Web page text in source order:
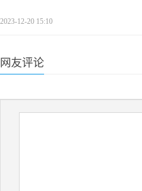
2023-12-20 15:10
网友评论